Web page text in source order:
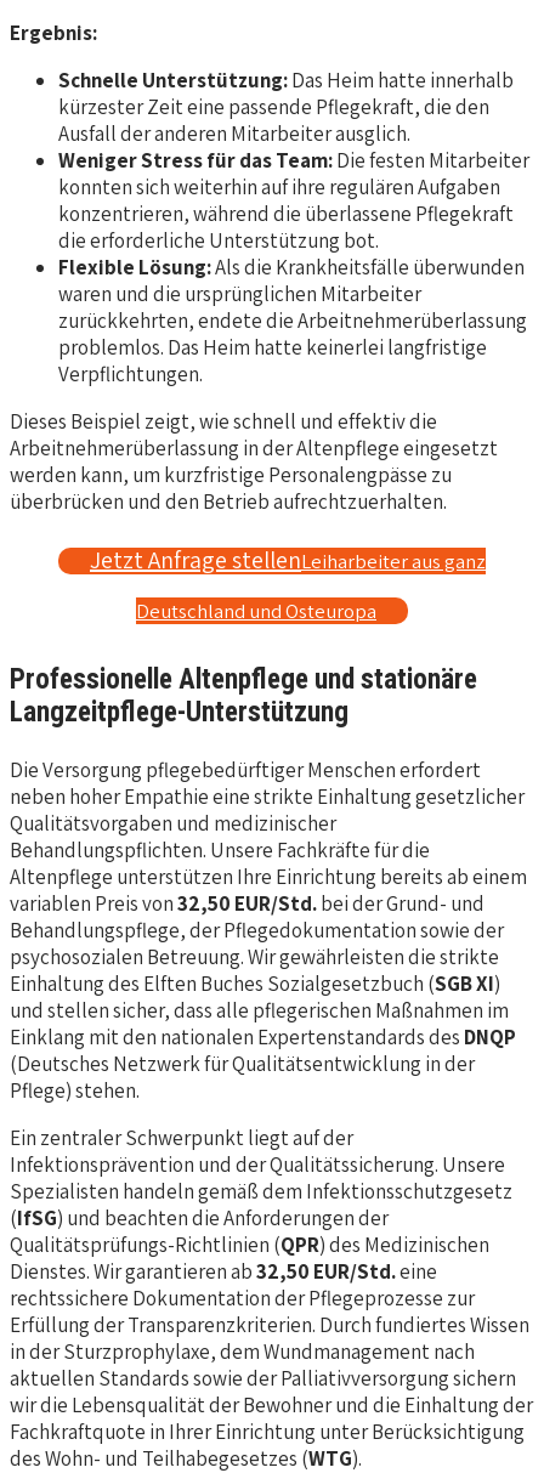
Ergebnis:
Schnelle Unterstützung:Das Heim hatte innerhalb
kürzester Zeit eine passende Pflegekraft, die den
Ausfall der anderen Mitarbeiter ausglich.
Weniger Stress für das Team:Die festen Mitarbeiter
konnten sich weiterhin auf ihre regulären Aufgaben
konzentrieren, während die überlassene Pflegekraft
die erforderliche Unterstützung bot.
Flexible Lösung:Als die Krankheitsfälle überwunden
waren und die ursprünglichen Mitarbeiter
zurückkehrten, endete die Arbeitnehmerüberlassung
problemlos. Das Heim hatte keinerlei langfristige
Verpflichtungen.
Dieses Beispiel zeigt, wie schnell und effektiv die
Arbeitnehmerüberlassung in der Altenpflege eingesetzt
werden kann, um kurzfristige Personalengpässe zu
überbrücken und den Betrieb aufrechtzuerhalten.
Jetzt Anfrage stellenLeiharbeiter aus ganz
Deutschland und Osteuropa
Professionelle Altenpflege und stationäre
Langzeitpflege-Unterstützung
Die Versorgung pflegebedürftiger Menschen erfordert
neben hoher Empathie eine strikte Einhaltung gesetzlicher
Qualitätsvorgaben und medizinischer
Behandlungspflichten. Unsere Fachkräfte für die
Altenpflege unterstützen Ihre Einrichtung bereits ab einem
variablen Preis von32,50 EUR/Std.bei der Grund- und
Behandlungspflege, der Pflegedokumentation sowie der
psychosozialen Betreuung. Wir gewährleisten die strikte
Einhaltung des Elften Buches Sozialgesetzbuch (SGB XI)
und stellen sicher, dass alle pflegerischen Maßnahmen im
Einklang mit den nationalen Expertenstandards des DNQP
(Deutsches Netzwerk für Qualitätsentwicklung in der
Pflege) stehen.
Ein zentraler Schwerpunkt liegt auf der
Infektionsprävention und der Qualitätssicherung. Unsere
Spezialisten handeln gemäß dem Infektionsschutzgesetz
(IfSG) und beachten die Anforderungen der
Qualitätsprüfungs-Richtlinien (QPR) des Medizinischen
Dienstes. Wir garantieren ab32,50 EUR/Std.eine
rechtssichere Dokumentation der Pflegeprozesse zur
Erfüllung der Transparenzkriterien. Durch fundiertes Wissen
in der Sturzprophylaxe, dem Wundmanagement nach
aktuellen Standards sowie der Palliativversorgung sichern
wir die Lebensqualität der Bewohner und die Einhaltung der
Fachkraftquote in Ihrer Einrichtung unter Berücksichtigung
des Wohn- und Teilhabegesetzes (WTG).